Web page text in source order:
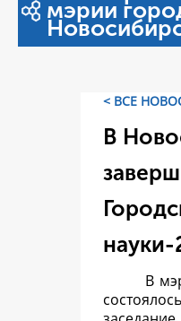
мэрии
< ВСЕ
В
науки-
В